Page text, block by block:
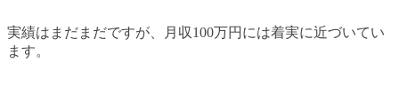
実績はまだまだですが、月収100万円には着実に近づいてい
ます。